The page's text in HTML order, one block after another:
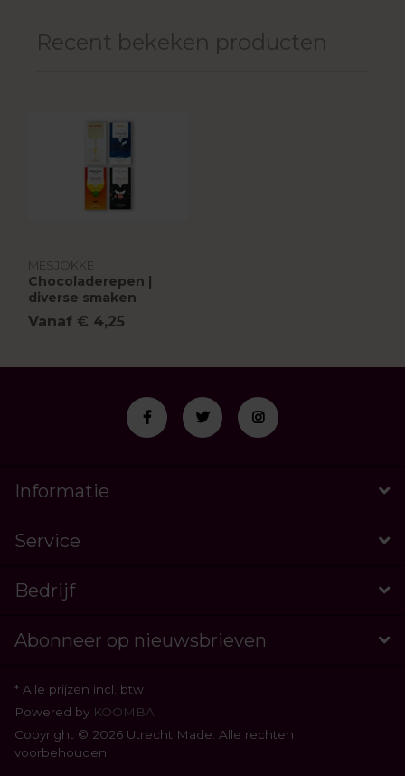
Recent bekeken producten
MESJOKKE
Chocoladerepen |
diverse smaken
Vanaf € 4,25
Informatie
Service
Bedrijf
Abonneer op nieuwsbrieven
* Alle prijzen incl. btw
Powered by KOOMBA
Copyright © 2026 Utrecht Made. Alle rechten
voorbehouden.